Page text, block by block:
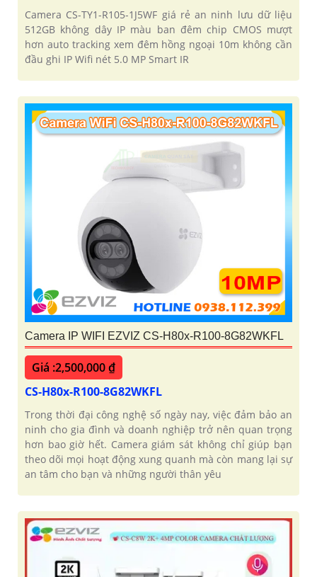
Camera CS-TY1-R105-1J5WF giá rẻ an ninh lưu dữ liệu
512GB không dây IP màu ban đêm chip CMOS mượt
hơn auto tracking xem đêm hồng ngoại 10m không cần
đầu ghi IP Wifi nét 5.0 MP Smart IR
Camera IP WIFI EZVIZ CS-H80x-R100-8G82WKFL
Giá :2,500,000 ₫
CS-H80x-R100-8G82WKFL
Trong thời đại công nghệ số ngày nay, việc đảm bảo an
ninh cho gia đình và doanh nghiệp trở nên quan trọng
hơn bao giờ hết. Camera giám sát không chỉ giúp bạn
theo dõi mọi hoạt động xung quanh mà còn mang lại sự
an tâm cho bạn và những người thân yêu